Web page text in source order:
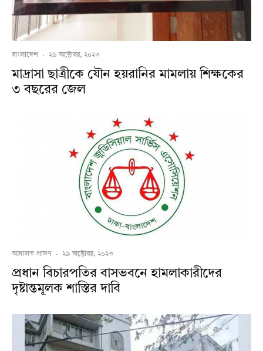
বাংলাদেশ · ২৯ অক্টোবর, ২০২৩
মাদ্রাসা ছাত্রীকে যৌন হয়রানির মামলায় শিক্ষকের
৩ বছরের জেল
আদালত প্রাঙ্গণ · ২৯ অক্টোবর, ২০২৩
প্রধান বিচারপতির বাসভবনে হামলাকারীদের
দৃষ্টান্তমূলক শাস্তির দাবি